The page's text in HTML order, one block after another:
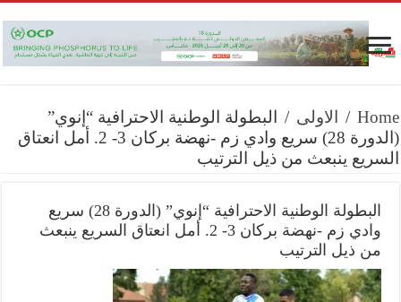
Home
/ الاولى /
البطولة الوطنية الاحترافية “إنوي”
(الدورة 28) سريع وادي زم -نهضة بركان 3- 2. أمل انعتاق
السريع ينبعث من ذيل الترتيب
البطولة الوطنية الاحترافية “إنوي” (الدورة 28) سريع
وادي زم -نهضة بركان 3- 2. أمل انعتاق السريع ينبعث
من ذيل الترتيب